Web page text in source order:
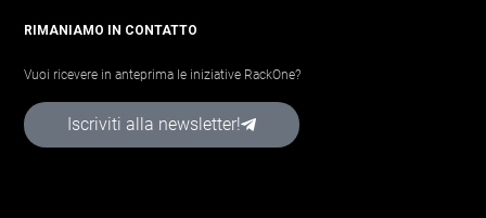
RIMANIAMO IN CONTATTO
Vuoi ricevere in anteprima le iniziative RackOne?
Iscriviti alla newsletter!